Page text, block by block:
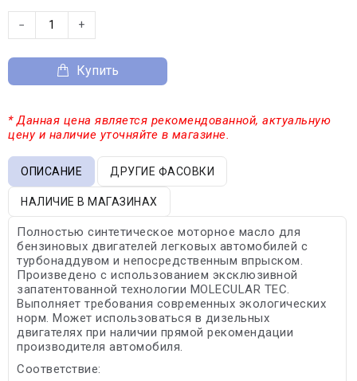
− +
Купить
* Данная цена является рекомендованной, актуальную
цену и наличие уточняйте в магазине.
ОПИСАНИЕ ДРУГИЕ ФАСОВКИ
НАЛИЧИЕ В МАГАЗИНАХ
Полностью синтетическое моторное масло для
бензиновых двигателей легковых автомобилей с
турбонаддувом и непосредственным впрыском.
Произведено с использованием эксклюзивной
запатентованной технологии MOLECULAR TEC.
Выполняет требования современных экологических
норм. Может использоваться в дизельных
двигателях при наличии прямой рекомендации
производителя автомобиля.
Соответствие: